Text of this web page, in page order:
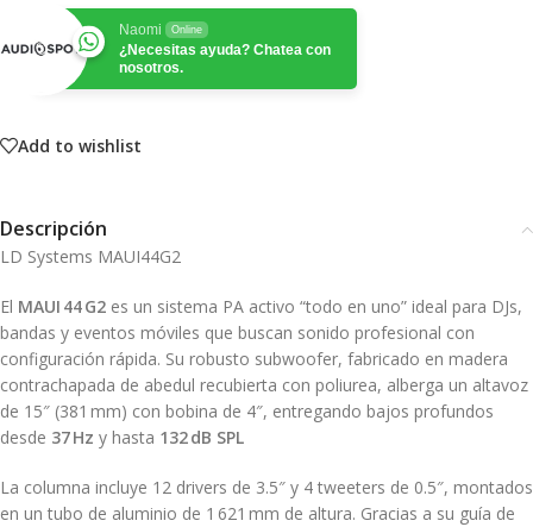
Naomi Online
¿Necesitas ayuda? Chatea con
nosotros.
Add to wishlist
Descripción
LD Systems MAUI44G2
El MAUI 44 G2 es un sistema PA activo “todo en uno” ideal para DJs,
bandas y eventos móviles que buscan sonido profesional con
configuración rápida. Su robusto subwoofer, fabricado en madera
contrachapada de abedul recubierta con poliurea, alberga un altavoz
de 15″ (381 mm) con bobina de 4″, entregando bajos profundos
desde 37 Hz y hasta 132 dB SPL
La columna incluye 12 drivers de 3.5″ y 4 tweeters de 0.5″, montados
en un tubo de aluminio de 1 621 mm de altura. Gracias a su guía de